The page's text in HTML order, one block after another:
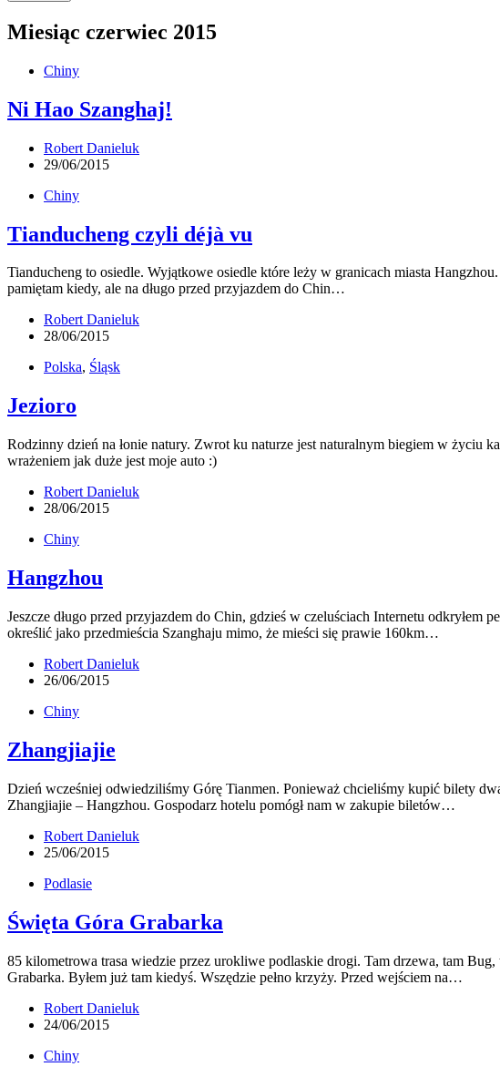
Miesiąc czerwiec 2015
Chiny
Ni Hao Szanghaj!
Robert Danieluk
29/06/2015
Chiny
Tianducheng czyli déjà vu
Tianducheng to osiedle. Wyjątkowe osiedle które leży w granicach miasta
pamiętam kiedy, ale na długo przed przyjazdem do Chin…
Robert Danieluk
28/06/2015
Polska, Śląsk
Jezioro
Rodzinny dzień na łonie natury. Zwrot ku naturze jest naturalnym biegiem w życiu
wrażeniem jak duże jest moje auto :)
Robert Danieluk
28/06/2015
Chiny
Hangzhou
Jeszcze długo przed przyjazdem do Chin, gdzieś w czeluściach Internetu
określić jako przedmieścia Szanghaju mimo, że mieści się prawie 160km…
Robert Danieluk
26/06/2015
Chiny
Zhangjiajie
Dzień wcześniej odwiedziliśmy Górę Tianmen. Ponieważ chcieliśmy kupić bilety
Zhangjiajie – Hangzhou. Gospodarz hotelu pomógł nam w zakupie biletów…
Robert Danieluk
25/06/2015
Podlasie
Święta Góra Grabarka
85 kilometrowa trasa wiedzie przez urokliwe podlaskie drogi. Tam drzewa, tam
Grabarka. Byłem już tam kiedyś. Wszędzie pełno krzyży. Przed wejściem na…
Robert Danieluk
24/06/2015
Chiny